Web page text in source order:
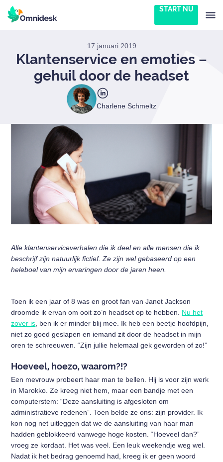
START NU
Klantenservice en emoties –
gehuil door de headset
17 januari 2019
Charlene Schmeltz
Alle klantenserviceverhalen die ik deel en alle mensen die ik
beschrijf zijn natuurlijk fictief. Ze zijn wel gebaseerd op een
heleboel van mijn ervaringen door de jaren heen.
Toen ik een jaar of 8 was en groot fan van Janet Jackson
droomde ik ervan om ooit zo’n headset op te hebben. Nu het
zover is , ben ik er minder blij mee. Ik heb een beetje hoofdpijn,
niet zo goed geslapen en iemand zit door de headset in mijn
oren te schreeuwen. “Zijn jullie helemaal gek geworden of zo!”
Hoeveel, hoezo, waarom?!?
Een mevrouw probeert haar man te bellen. Hij is voor zijn werk
in Marokko. Ze kreeg niet hem, maar een bandje met een
computerstem: “Deze aansluiting is afgesloten om
administratieve redenen”. Toen belde ze ons: zijn provider. Ik
kon nog net uitleggen dat we de aansluiting van haar man
hadden geblokkeerd vanwege hoge kosten. “Hoeveel dan?”
vroeg ze kordaat. Het was veel. Een leuk weekendje weg wel.
Nadat ik het bedrag genoemd had, kreeg ik er geen woord